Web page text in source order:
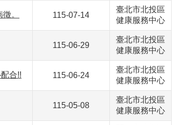
。 115-07-14
臺北市北投區
健康服務中心
115-06-29
臺北市北投區
健康服務中心
合!! 115-06-24
臺北市北投區
健康服務中心
115-05-08
臺北市北投區
健康服務中心